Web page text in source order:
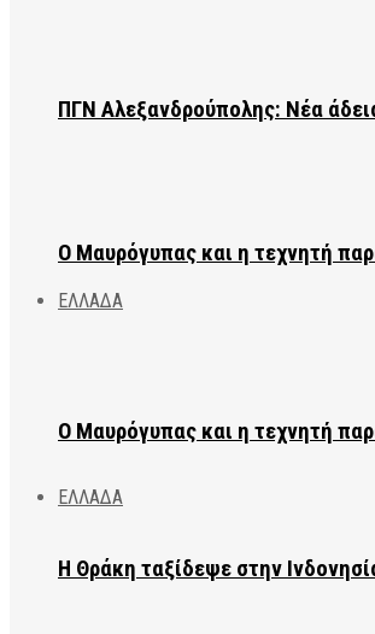
ΠΓΝ Αλεξανδρούπολης: Νέα
Ο Μαυρόγυπας και η τεχνητή
ΕΛΛΑΔΑ
Ο Μαυρόγυπας και η τεχνητή
ΕΛΛΑΔΑ
Η Θράκη ταξίδεψε στην